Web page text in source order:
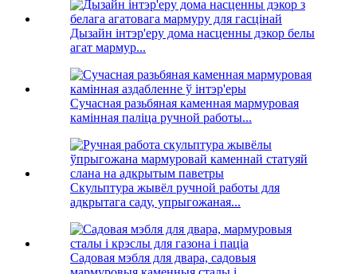
Дызайн інтэр'еру дома насценны дэкор белы
агат мармур...
Сучасная разьбяная каменная мармуровая
камінная паліца ручной работы...
Скульптура жывёл ручной работы для
адкрытага саду, упрыгожаная...
Садовая мэбля для двара, садовыя